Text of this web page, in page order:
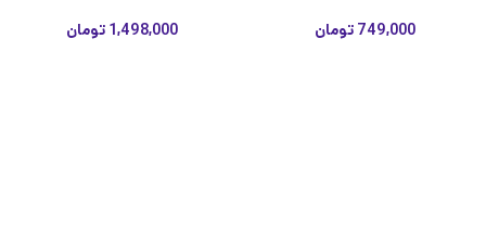
749,000 تومان
1,498,000 تومان